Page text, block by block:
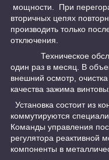
мощности. При
вторичных цепях
производить только
отключения.
Техническое
один раз в месяц. В
внешний осмотр,
качества зажима
Установка состоит из
коммутируются
Команды управления
регулятора реактивной
компоненты в